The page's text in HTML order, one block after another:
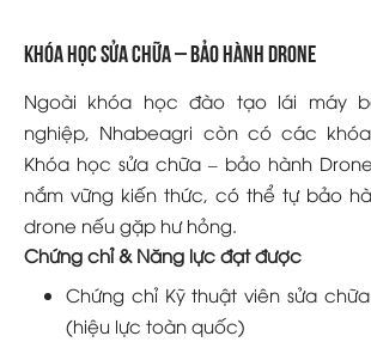
KHÓA HỌC SỬA CHỮA – BẢO HÀNH DRONE
Ngoài khóa học đào tạo lái máy
nghiệp, Nhabeagri còn có các
Khóa học sửa chữa – bảo hành
nắm vững kiến thức, có thể tự bảo
drone nếu gặp hư hỏng.
Chứng chỉ & Năng lực đạt được
Chứng chỉ Kỹ thuật viên sửa
(hiệu lực toàn quốc)